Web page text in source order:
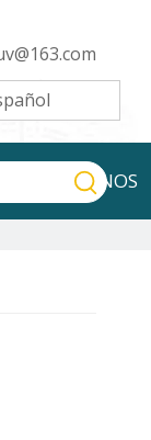
CONTÁCTENOS